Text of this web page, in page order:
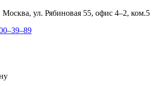
ул. Рябиновая 55, офис 4–2, ком.5